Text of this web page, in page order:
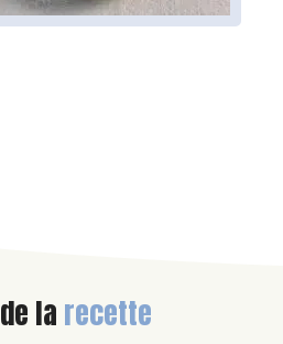
de la recette